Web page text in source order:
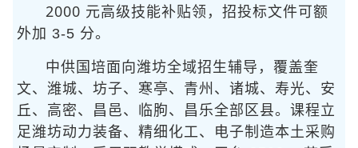
领
2000 元高级技能补贴
，招投标文件可额
外加 3-5 分。
中供国培面向潍坊全域招生辅导，覆盖奎
文、潍城、坊子、寒亭、青州、诸城、寿光、安
丘、高密、昌邑、临朐、昌乐全部区县。课程立
足潍坊动力装备、精细化工、电子制造本土采购